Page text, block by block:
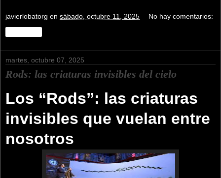
javierlobatorg en sábado, octubre 11, 2025 No hay comentarios:
martes, octubre 07, 2025
Rods: las criaturas invisibles del cielo
Los “Rods”: las criaturas
invisibles que vuelan entre
nosotros